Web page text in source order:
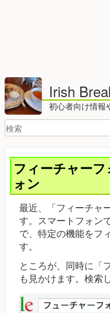
Irish
初心者向け情報
フィーチャー
ォン
最近、「フィーチャ
す。スマートフォン
で、特定の機能をフ
す。
ところが、同時に「
も見かけます。検索